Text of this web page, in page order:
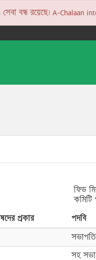
রয়েছে। A-Chalaan
ফিড
প্রকার পদবি
সভাপতি
সহ